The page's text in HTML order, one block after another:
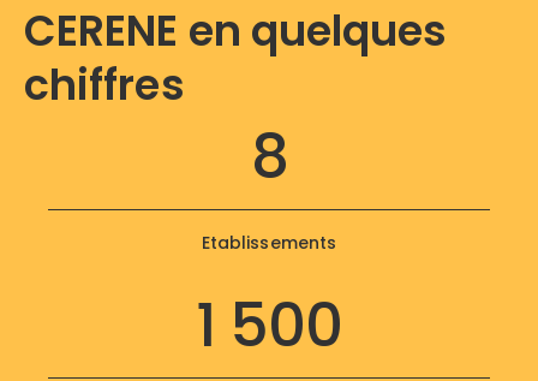
CERENE en quelques
chiffres
8
Etablissements
1 500